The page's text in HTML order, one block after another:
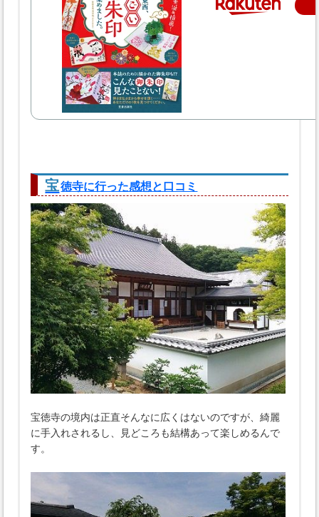
宝 徳寺に行った感想と口コミ
宝徳寺の境内は正直そんなに広くはないのですが、綺麗
に手入れされるし、見どころも結構あって楽しめるんで
す。